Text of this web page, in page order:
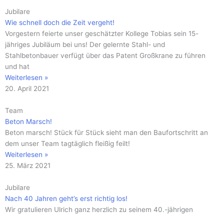
Jubilare
Wie schnell doch die Zeit vergeht!
Vorgestern feierte unser geschätzter Kollege Tobias sein 15-
jähriges Jubiläum bei uns! Der gelernte Stahl- und
Stahlbetonbauer verfügt über das Patent Großkrane zu führen
und hat
Weiterlesen »
20. April 2021
Team
Beton Marsch!
Beton marsch! Stück für Stück sieht man den Baufortschritt an
dem unser Team tagtäglich fleißig feilt!
Weiterlesen »
25. März 2021
Jubilare
Nach 40 Jahren geht’s erst richtig los!
Wir gratulieren Ulrich ganz herzlich zu seinem 40.-jährigen